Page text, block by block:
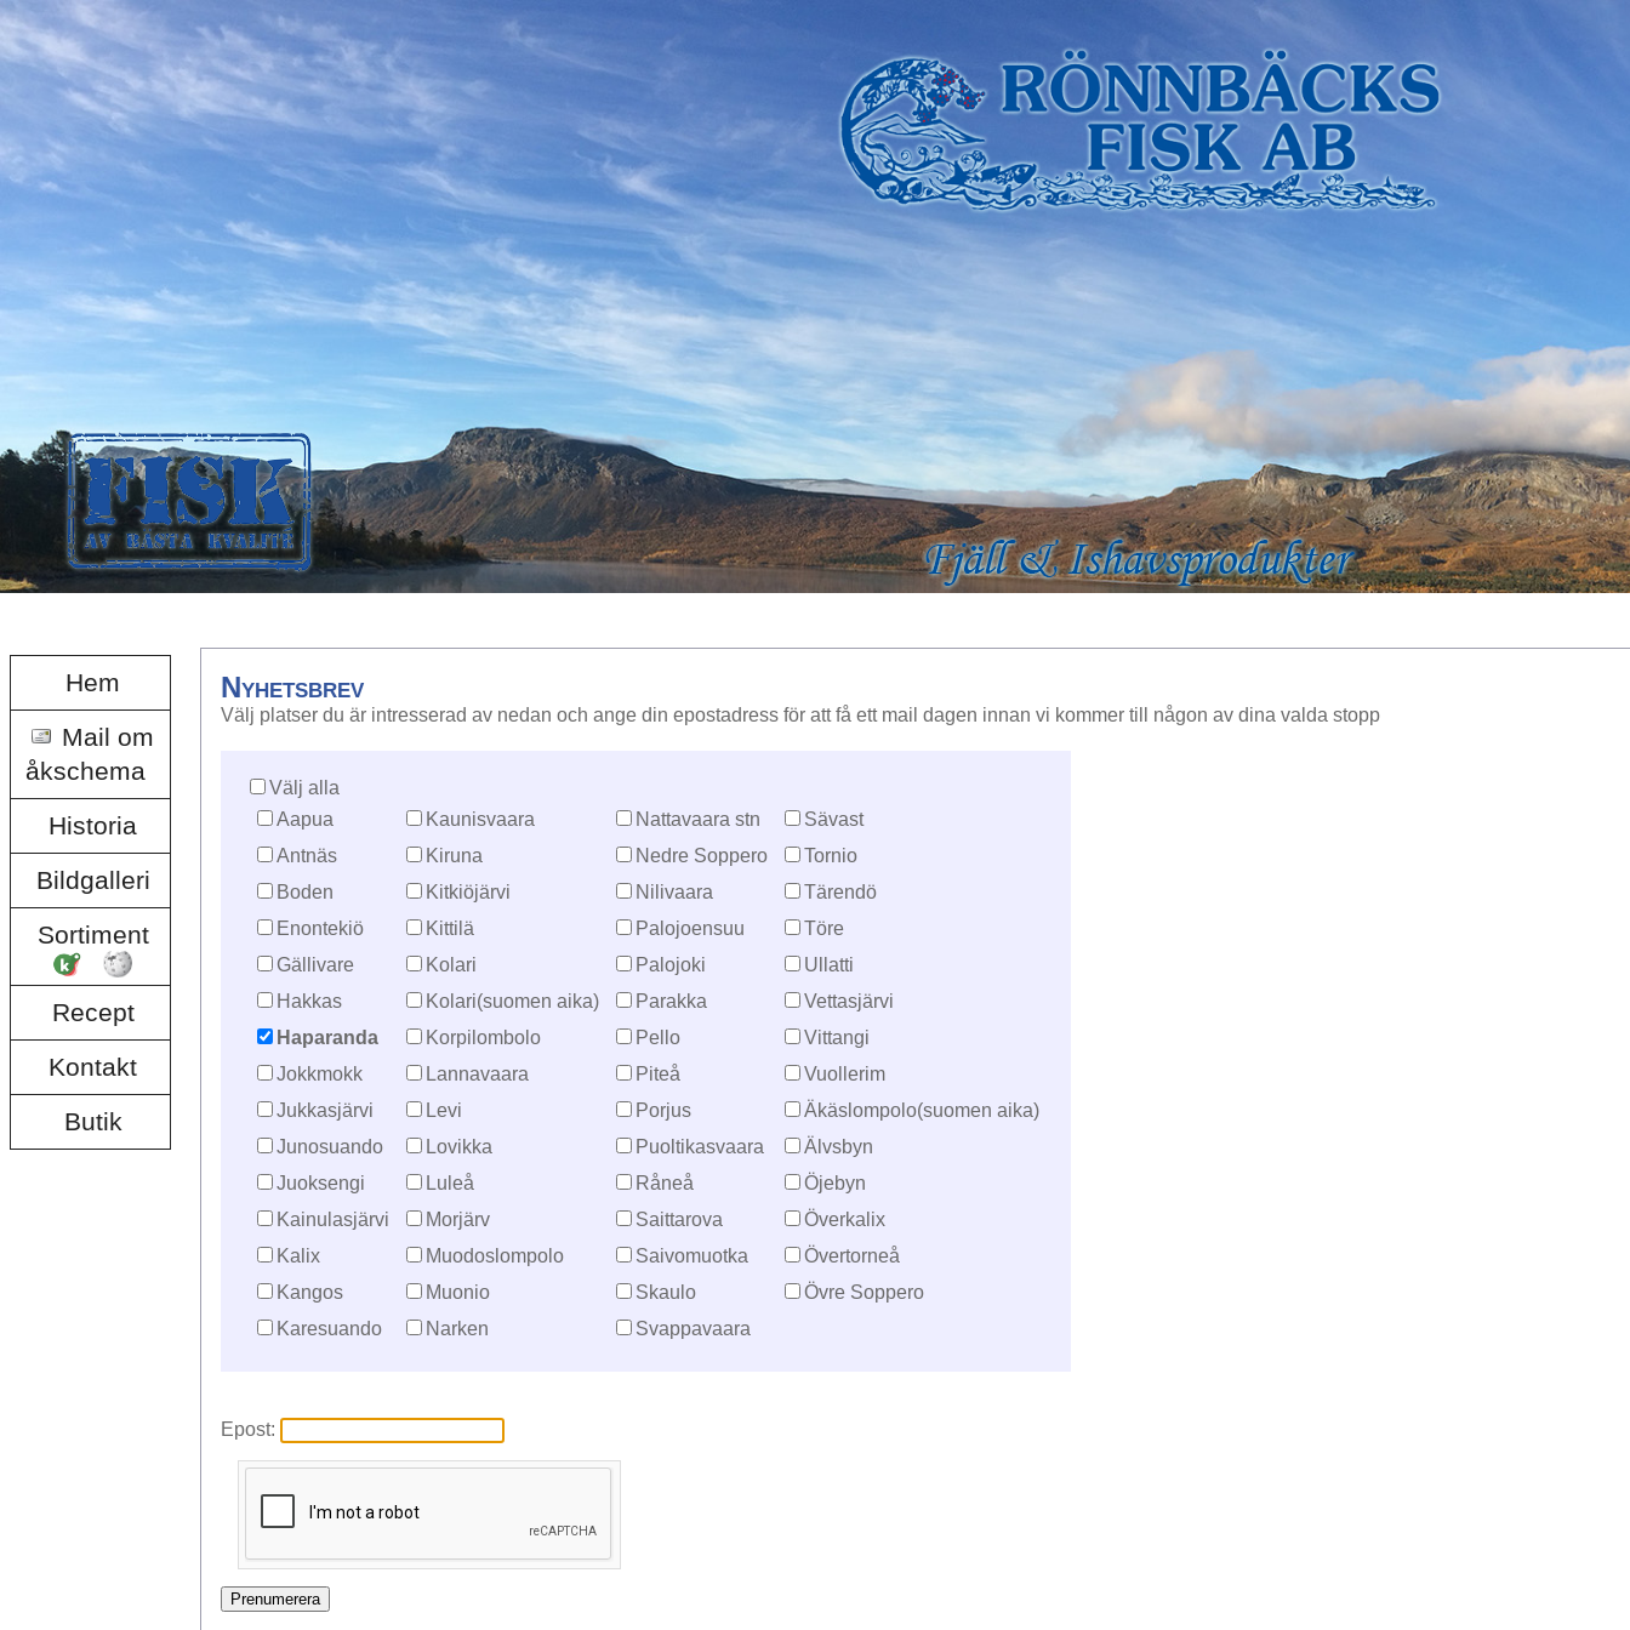
Hem
Mail om
åkschema
Historia
Bildgalleri
Sortiment
Recept
Kontakt
Butik
Nyhetsbrev
Välj platser du är intresserad av nedan och ange din epostadress för att få ett mail dagen innan vi kommer till någon av dina valda stopp
Välj alla
Aapua
Kaunisvaara Nattavaara stn
Sävast
Antnäs
Kiruna Nedre Soppero
Tornio
Boden
Kitkiöjärvi Nilivaara
Tärendö
Enontekiö
Kittilä Palojoensuu
Töre
Gällivare
Kolari Palojoki
Ullatti
Hakkas
Kolari(suomen aika) Parakka
Vettasjärvi
Haparanda
Korpilombolo Pello
Vittangi
Jokkmokk
Lannavaara Piteå
Vuollerim
Jukkasjärvi
Levi Porjus
Äkäslompolo(suomen aika)
Junosuando
Lovikka Puoltikasvaara
Älvsbyn
Juoksengi
Luleå Råneå
Öjebyn
Kainulasjärvi
Morjärv Saittarova
Överkalix
Kalix
Muodoslompolo Saivomuotka
Övertorneå
Kangos
Muonio Skaulo
Övre Soppero
Karesuando
Narken Svappavaara
Epost: